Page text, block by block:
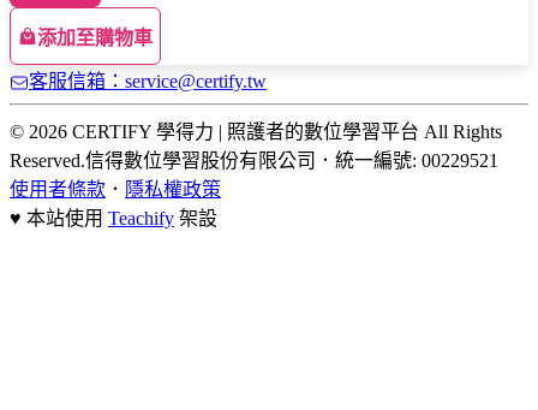
添加至購物車
客服信箱：service@certify.tw
© 2026 CERTIFY 學得力 | 照護者的數位學習平台 All Rights
Reserved.信得數位學習股份有限公司 ． 統一編號: 00229521
使用者條款 ． 隱私權政策
♥ 本站使用 Teachify 架設